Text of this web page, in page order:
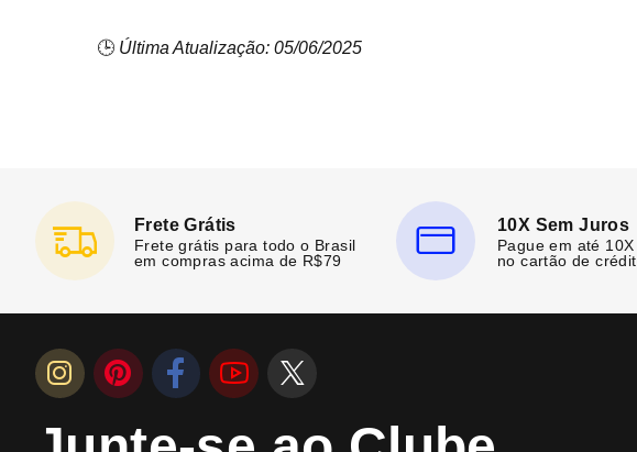
🕒 Última Atualização: 05/06/2025
Frete Grátis
Frete grátis para todo o Brasil
em compras acima de R$79
10X Sem Juros
Pague em até
no cartão de